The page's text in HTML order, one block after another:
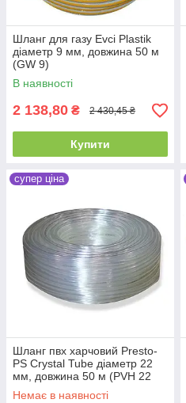
Шланг для газу Evci Plastik
діаметр 9 мм, довжина 50 м
(GW 9)
В наявності
2 138,80 ₴ 2 430,45 ₴
Купити
супер ціна
Шланг пвх харчовий Presto-
PS Сrystal Tube діаметр 22
мм, довжина 50 м (PVH 22
PS)
Немає в наявності